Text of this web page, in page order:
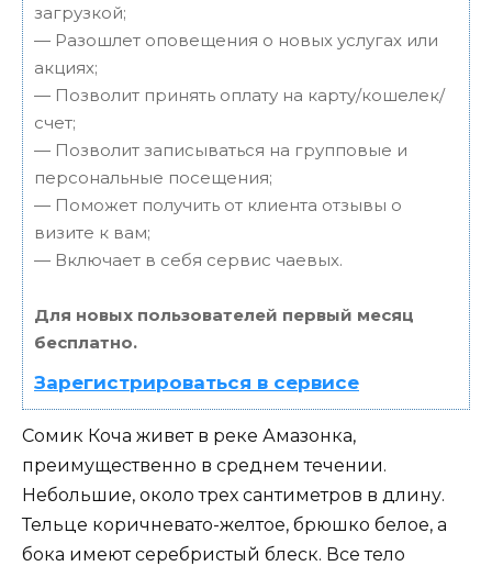
загрузкой;
— Разошлет оповещения о новых услугах или
акциях;
— Позволит принять оплату на карту/кошелек/
счет;
— Позволит записываться на групповые и
персональные посещения;
— Поможет получить от клиента отзывы о
визите к вам;
— Включает в себя сервис чаевых.
Для новых пользователей первый месяц
бесплатно.
Зарегистрироваться в сервисе
Сомик Коча живет в реке Амазонка,
преимущественно в среднем течении.
Небольшие, около трех сантиметров в длину.
Тельце коричневато-желтое, брюшко белое, а
бока имеют серебристый блеск. Все тело